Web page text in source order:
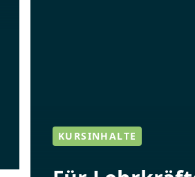
KURSINHALTE